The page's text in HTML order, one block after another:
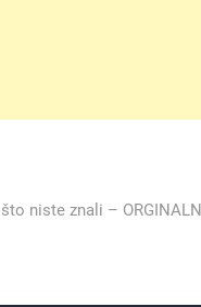
niste znali –